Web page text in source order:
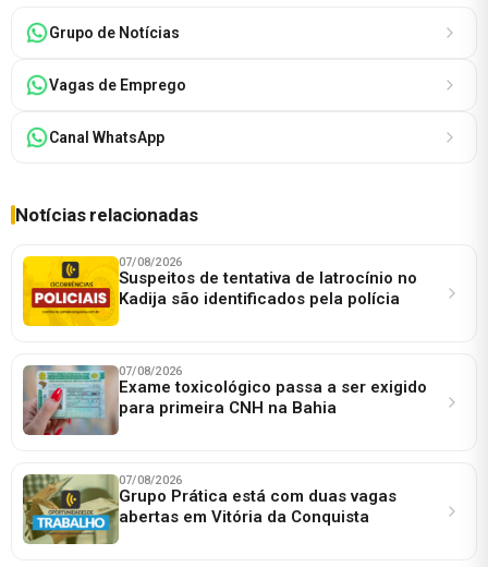
Grupo de Notícias
Vagas de Emprego
Canal WhatsApp
Notícias relacionadas
07/08/2026
Suspeitos de tentativa de latrocínio no
Kadija são identificados pela polícia
07/08/2026
Exame toxicológico passa a ser exigido
para primeira CNH na Bahia
07/08/2026
Grupo Prática está com duas vagas
abertas em Vitória da Conquista